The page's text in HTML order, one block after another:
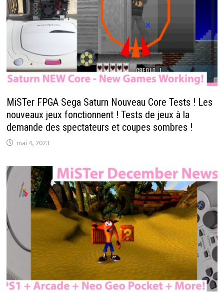
MiSTer FPGA Sega Saturn Nouveau Core Tests ! Les
nouveaux jeux fonctionnent ! Tests de jeux à la
demande des spectateurs et coupes sombres !
mai 4, 2023